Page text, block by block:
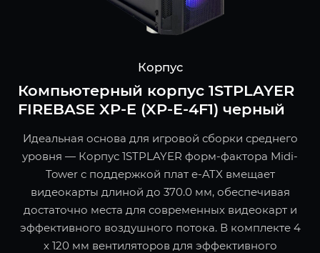
Корпус
Компьютерный корпус 1STPLAYER
FIREBASE XP-E (XP-E-4F1) черный
Идеальная основа для игровой сборки среднего
уровня — Корпус 1STPLAYER форм-фактора Midi-
Tower с поддержкой плат e-ATX вмещает
видеокарты длиной до 370.0 мм, обеспечивая
достаточно места для современных видеокарт и
эффективного воздушного потока. В комплекте 4
x 120 мм вентиляторов для эффективного